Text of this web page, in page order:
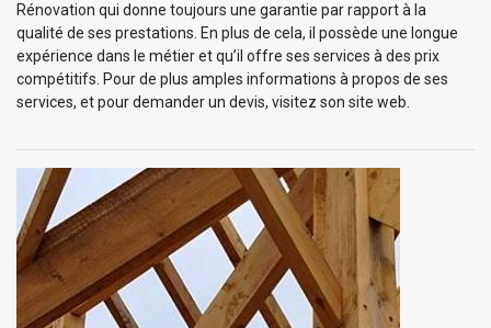
Rénovation qui donne toujours une garantie par rapport à la
qualité de ses prestations. En plus de cela, il possède une longue
expérience dans le métier et qu’il offre ses services à des prix
compétitifs. Pour de plus amples informations à propos de ses
services, et pour demander un devis, visitez son site web.